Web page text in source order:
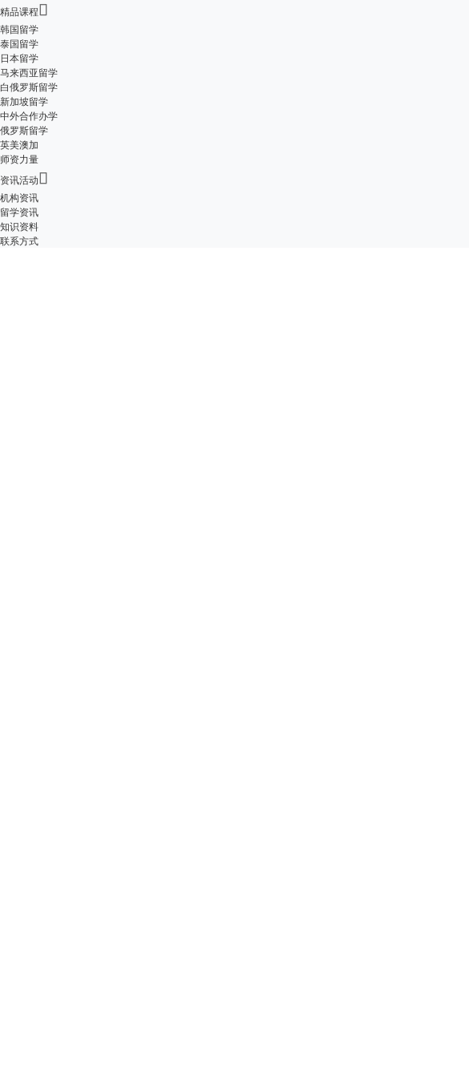
精品课程
韩国留学
泰国留学
日本留学
马来西亚留学
白俄罗斯留学
新加坡留学
中外合作办学
俄罗斯留学
英美澳加
师资力量
资讯活动
机构资讯
留学资讯
知识资料
联系方式